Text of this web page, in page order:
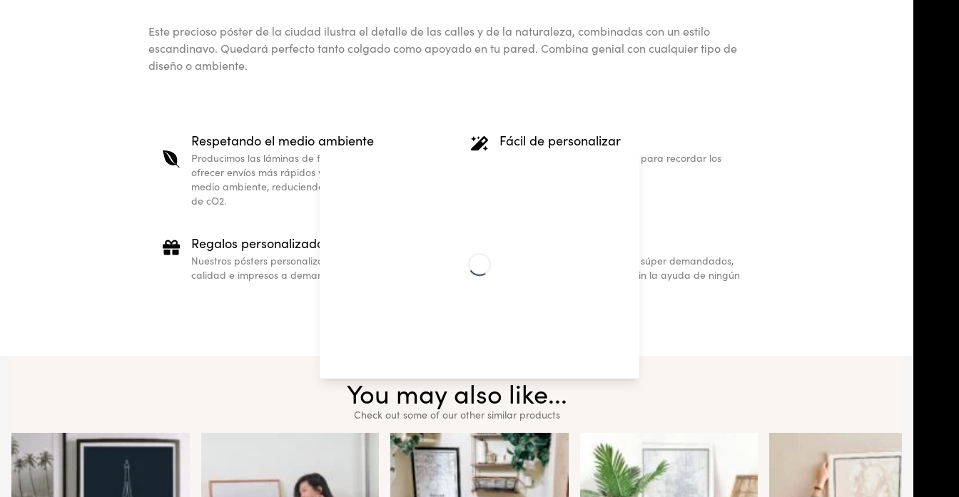
Este precioso póster de la ciudad ilustra el detalle de las calles y de la naturaleza, combinadas con un estilo
escandinavo. Quedará perfecto tanto colgado como apoyado en tu pared. Combina genial con cualquier tipo de
diseño o ambiente.
Respetando el medio ambiente
Producimos las láminas de forma local, que nos permite
ofrecer envíos más rápidos y con menos impacto en el
medio ambiente, reduciendo así un 67% de las emisiones
de cO2.
Fácil de personalizar
Arte muy fácil de personalizar para recordar los
Regalos personalizados
Nuestros pósters personalizados de mapas son de alta
calidad e impresos a demanda.
Nuestros estilos escandinavos, súper demandados,
encajan en cualquier interior sin la ayuda de ningún
You may also like...
Check out some of our other similar products